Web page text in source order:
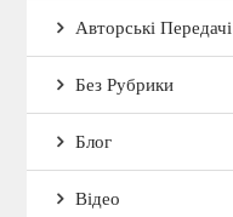
Авторські Передачі
Без Рубрики
Блог
Відео